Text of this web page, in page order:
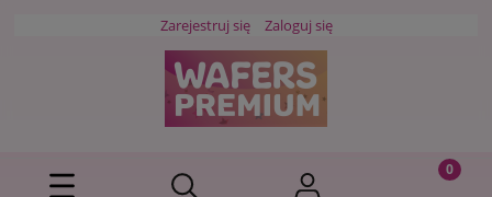
Zarejestruj się Zaloguj się